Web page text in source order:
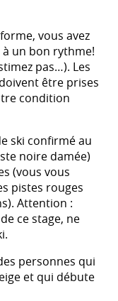
vous avez
un bon rythme!
pas…). Les
être prises
condition
ski confirmé au
noire damée)
(vous vous
pistes rouges
Attention :
ce stage, ne
personnes qui
et qui débute